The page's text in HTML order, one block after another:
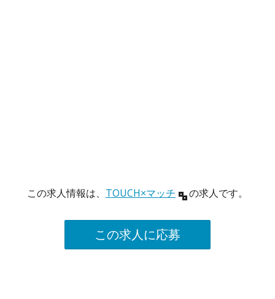
この求人情報は、 TOUCH×マッチ の求人です。
この求人に応募